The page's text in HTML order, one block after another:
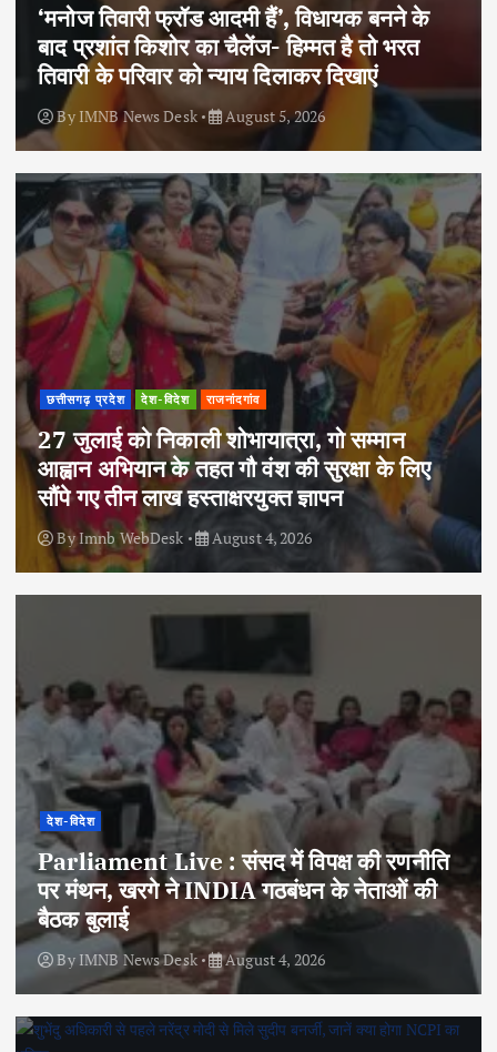
‘मनोज तिवारी फ्रॉड आदमी हैं’, विधायक बनने के
बाद प्रशांत किशोर का चैलेंज- हिम्मत है तो भरत
तिवारी के परिवार को न्याय दिलाकर दिखाएं
By IMNB News Desk August 5, 2026
छत्तीसगढ़ प्रदेश देश-विदेश राजनांदगांव
27 जुलाई को निकाली शोभायात्रा, गो सम्मान
आह्वान अभियान के तहत गौ वंश की सुरक्षा के लिए
सौंपे गए तीन लाख हस्ताक्षरयुक्त ज्ञापन
ByImnb WebDesk August 4, 2026
देश-विदेश
Parliament Live : संसद में विपक्ष की रणनीति
पर मंथन, खरगे ने INDIA गठबंधन के नेताओं की
बैठक बुलाई
ByIMNB News Desk August 4, 2026